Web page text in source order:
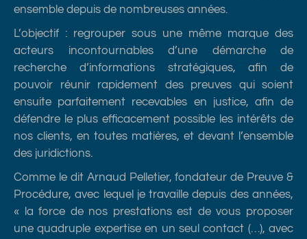
ensemble depuis de nombreuses années.
L’objectif : regrouper sous une même marque des
acteurs incontournables d’une démarche de
recherche d’informations stratégiques, afin de
pouvoir réunir rapidement des preuves qui soient
ensuite parfaitement recevables en justice, afin de
défendre le plus efficacement possible les intérêts de
nos clients, en toutes matières, et devant l’ensemble
des juridictions.
Comme le dit Arnaud Pelletier, fondateur de Preuve &
Procédure, avec lequel je travaille depuis des années,
« la force de nos prestations est de vous proposer
une quadruple expertise en un seul contact (…), avec